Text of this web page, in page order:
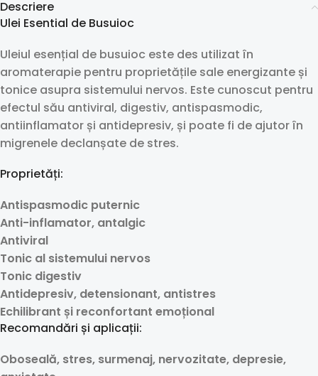
Descriere
Ulei Esential de Busuioc
Uleiul esențial de busuioc este des utilizat în
aromaterapie pentru proprietățile sale energizante și
tonice asupra sistemului nervos. Este cunoscut pentru
efectul său antiviral, digestiv, antispasmodic,
antiinflamator și antidepresiv, și poate fi de ajutor în
migrenele declanșate de stres.
Proprietăți:
Antispasmodic puternic
Anti-inflamator, antalgic
Antiviral
Tonic al sistemului nervos
Tonic digestiv
Antidepresiv, detensionant, antistres
Echilibrant și reconfortant emoțional
Recomandări și aplicații:
Oboseală, stres, surmenaj, nervozitate, depresie,